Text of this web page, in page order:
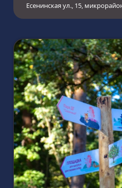
Есенинская ул., 15,